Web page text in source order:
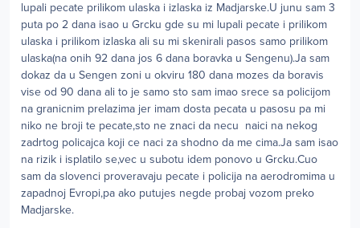
lupali pecate prilikom ulaska i izlaska iz Madjarske.U junu sam 3
puta po 2 dana isao u Grcku gde su mi lupali pecate i prilikom
ulaska i prilikom izlaska ali su mi skenirali pasos samo prilikom
ulaska(na onih 92 dana jos 6 dana boravka u Sengenu).Ja sam
dokaz da u Sengen zoni u okviru 180 dana mozes da boravis
vise od 90 dana ali to je samo sto sam imao srece sa policijom
na granicnim prelazima jer imam dosta pecata u pasosu pa mi
niko ne broji te pecate,sto ne znaci da necu naici na nekog
zadrtog policajca koji ce naci za shodno da me cima.Ja sam isao
na rizik i isplatilo se,vec u subotu idem ponovo u Grcku.Cuo
sam da slovenci proveravaju pecate i policija na aerodromima u
zapadnoj Evropi,pa ako putujes negde probaj vozom preko
Madjarske.